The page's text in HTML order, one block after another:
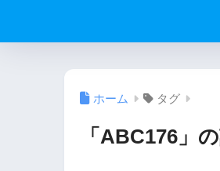
ホーム タグ
「ABC176」